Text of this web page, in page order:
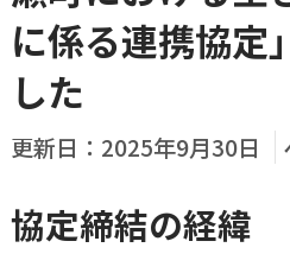
住民票
印鑑登録
国民健康保険
よく利用されて
横瀬町の施設
横瀬のふるさと納税
暮らし・手続き・
健康・福祉
施設・文化
に係る連携協定
した
更新日： 2025年9月30日
協定締結の経緯